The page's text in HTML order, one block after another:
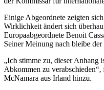
Einige Abgeordnete zeigten
Wirklichkeit ändert sich
Europaabgeordnete Benoit
Seiner Meinung nach bleibe
„Ich stimme zu, dieser Anhang
Abkommen zu
McNamara aus Irland hinzu.